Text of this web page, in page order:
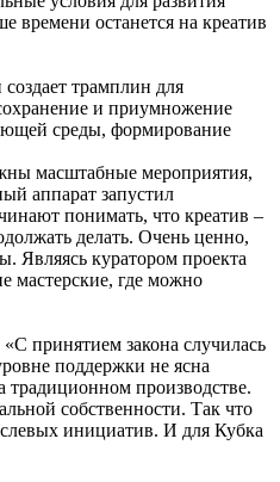
времени останется на креатив
трамплин для
и приумножение
среды, формирование
масштабные мероприятия,
аппарат запустил
понимать, что креатив –
делать. Очень ценно,
Являясь куратором проекта
мастерские, где можно
принятием закона случилась
поддержки не ясна
производстве.
собственности. Так что
инициатив. И для Кубка